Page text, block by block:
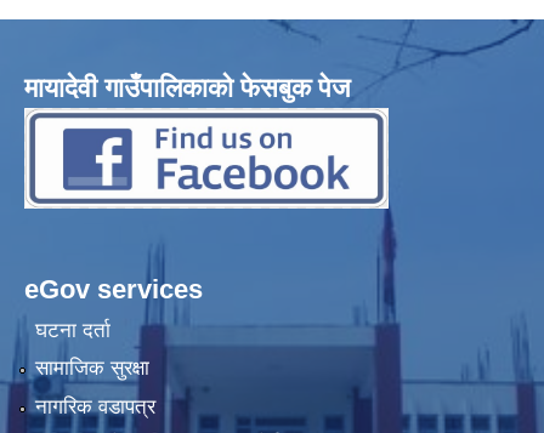
मायादेवी गाउँपालिकाको फेसबुक पेज
eGov services
घटना दर्ता
सामाजिक सुरक्षा
नागरिक वडापत्र